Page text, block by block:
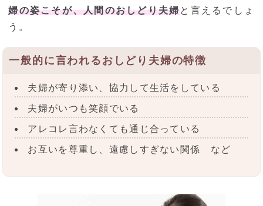
婦の姿こそが、人間のおしどり夫婦と言えるでしょ
う。
一般的に言われるおしどり夫婦の特徴
夫婦が寄り添い、協力して生活をしている
夫婦がいつも笑顔でいる
アレコレ言わなくても通じ合っている
お互いを尊重し、遠慮しすぎない関係 など